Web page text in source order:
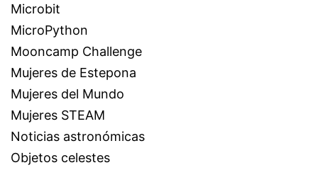
Microbit
MicroPython
Mooncamp Challenge
Mujeres de Estepona
Mujeres del Mundo
Mujeres STEAM
Noticias astronómicas
Objetos celestes